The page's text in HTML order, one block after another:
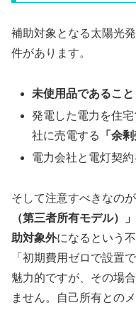
補助対象となる太陽光
件があります。
未使用品であること
発電した電力を住
社に売電する
「余
電力会社と電灯契
そして注意すべきなの
（第三者所有モデル）
助対象外になるという
「初期費用ゼロで設置
魅力的ですが、その場
ません。自己所有との